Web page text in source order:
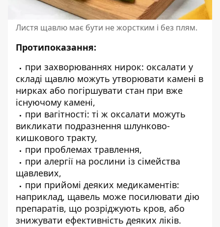
Листя щавлю має бути не жорстким і без плям.
Протипоказання:
при захворюваннях нирок: оксалати у
складі щавлю можуть утворювати камені в
нирках або погіршувати стан при вже
існуючому камені,
при вагітності: ті ж оксалати можуть
викликати подразнення шлунково-
кишкового тракту,
при проблемах травлення,
при алергії на рослини із сімейства
щавлевих,
при прийомі деяких медикаментів:
наприклад, щавель може посилювати дію
препаратів, що розріджують кров, або
знижувати ефективність деяких ліків.